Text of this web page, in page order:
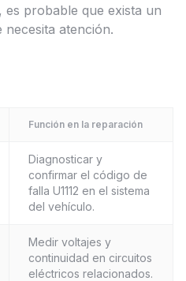
probable que exista un
atención.
Función en la reparación
Diagnosticar y
confirmar el código de
falla U1112 en el sistema
del vehículo.
Medir voltajes y
continuidad en circuitos
eléctricos relacionados.